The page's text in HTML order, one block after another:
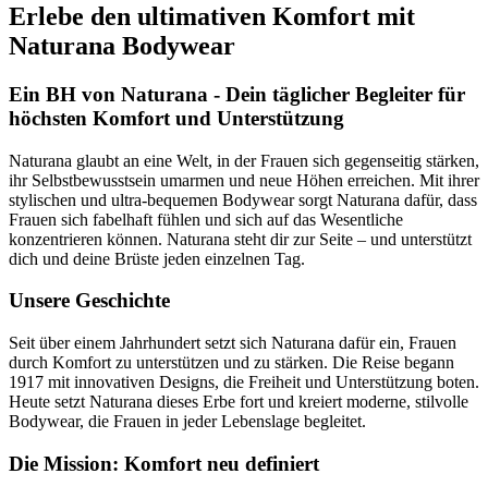
Erlebe den ultimativen Komfort mit
Naturana Bodywear
Ein BH von Naturana - Dein täglicher Begleiter für
höchsten Komfort und Unterstützung
Naturana glaubt an eine Welt, in der Frauen sich gegenseitig stärken,
ihr Selbstbewusstsein umarmen und neue Höhen erreichen. Mit ihrer
stylischen und ultra-bequemen Bodywear sorgt Naturana dafür, dass
Frauen sich fabelhaft fühlen und sich auf das Wesentliche
konzentrieren können. Naturana steht dir zur Seite – und unterstützt
dich und deine Brüste jeden einzelnen Tag.
Unsere Geschichte
Seit über einem Jahrhundert setzt sich Naturana dafür ein, Frauen
durch Komfort zu unterstützen und zu stärken. Die Reise begann
1917 mit innovativen Designs, die Freiheit und Unterstützung boten.
Heute setzt Naturana dieses Erbe fort und kreiert moderne, stilvolle
Bodywear, die Frauen in jeder Lebenslage begleitet.
Die Mission: Komfort neu definiert